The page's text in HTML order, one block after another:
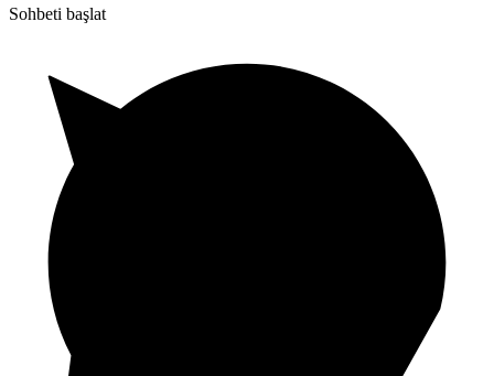
Sohbeti başlat